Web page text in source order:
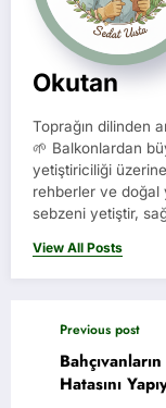
Okutan
Toprağın dilinden
🌱 Balkonlardan
yetiştiriciliği
rehberler ve doğal
sebzeni yetiştir,
View All Posts
Previous post
Hatasını